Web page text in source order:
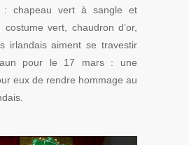
: chapeau vert à sangle et
costume vert, chaudron d’or,
irlandais aiment se travestir
pour le 17 mars : une
eux de rendre hommage au